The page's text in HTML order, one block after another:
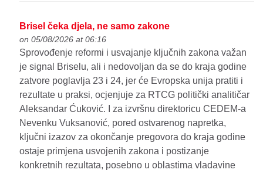
Brisel čeka djela, ne samo zakone
on 05/08/2026 at 06:16
Sprovođenje reformi i usvajanje ključnih zakona važan
je signal Briselu, ali i nedovoljan da se do kraja godine
zatvore poglavlja 23 i 24, jer će Evropska unija pratiti i
rezultate u praksi, ocjenjuje za RTCG politički analitičar
Aleksandar Ćuković. I za izvršnu direktoricu CEDEM-a
Nevenku Vuksanović, pored ostvarenog napretka,
ključni izazov za okončanje pregovora do kraja godine
ostaje primjena usvojenih zakona i postizanje
konkretnih rezultata, posebno u oblastima vladavine